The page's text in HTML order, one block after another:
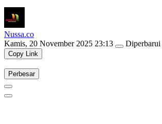
Nussa.co
Kamis, 20 November 2025 23:13
Diperbarui
Copy Link
Perbesar